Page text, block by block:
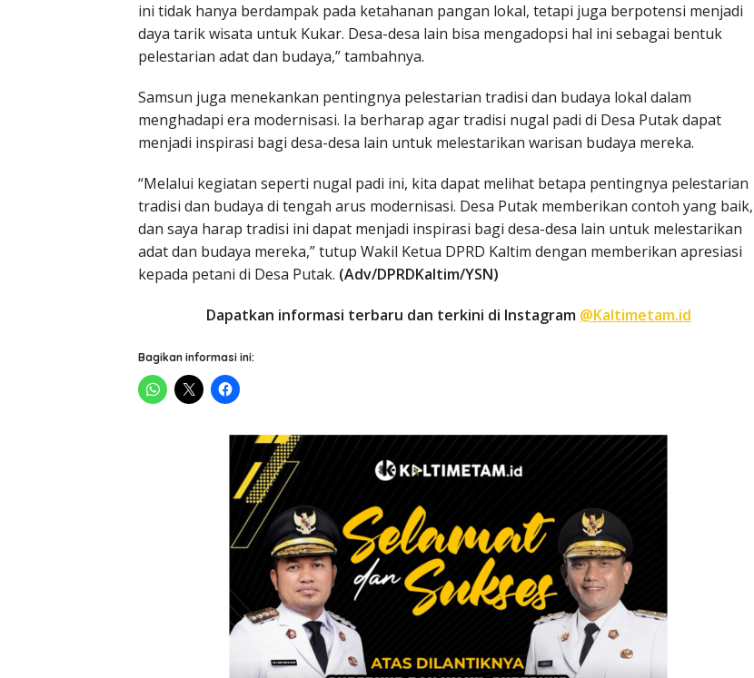
ini tidak hanya berdampak pada ketahanan pangan lokal, tetapi juga berpotensi menjadi
daya tarik wisata untuk Kukar. Desa-desa lain bisa mengadopsi hal ini sebagai bentuk
pelestarian adat dan budaya,” tambahnya.
Samsun juga menekankan pentingnya pelestarian tradisi dan budaya lokal dalam
menghadapi era modernisasi. Ia berharap agar tradisi nugal padi di Desa Putak dapat
menjadi inspirasi bagi desa-desa lain untuk melestarikan warisan budaya mereka.
“Melalui kegiatan seperti nugal padi ini, kita dapat melihat betapa pentingnya pelestarian
tradisi dan budaya di tengah arus modernisasi. Desa Putak memberikan contoh yang baik,
dan saya harap tradisi ini dapat menjadi inspirasi bagi desa-desa lain untuk melestarikan
adat dan budaya mereka,” tutup Wakil Ketua DPRD Kaltim dengan memberikan apresiasi
kepada petani di Desa Putak. (Adv/DPRDKaltim/YSN)
Dapatkan informasi terbaru dan terkini di Instagram @Kaltimetam.id
Bagikan informasi ini: